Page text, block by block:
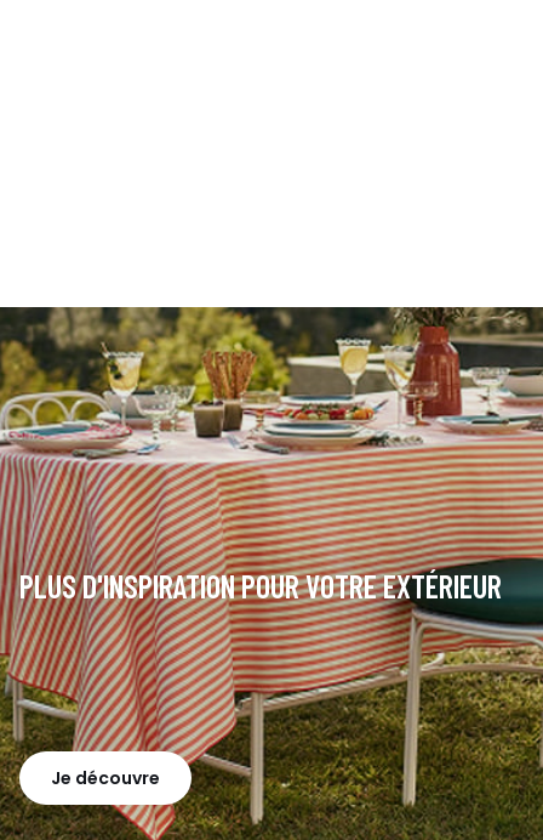
PLUS D'INSPIRATION POUR VOTRE EXTÉRIEUR
Je découvre